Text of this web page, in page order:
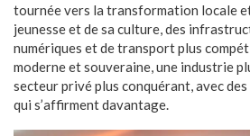
tournée vers la transformation locale
jeunesse et de sa culture, des
numériques et de transport plus
moderne et souveraine, une industrie
secteur privé plus conquérant, avec
qui s’affirment davantage.